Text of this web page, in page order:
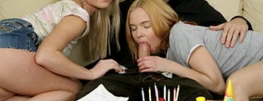
סירטי סקסיכולים להיות גם סרטים קולנועים שאנו מכירים, בעלי
אופי מיני מובהק. ברור שתעשיית הקולנוע, גם כאשר מדובר על
סצנות מיניות, מופרד בתודעה שלו מעולם הפורנו, איך אין זה
אומר, שהתעשייה הזו, אינה יכולה להעביר מיניות, סקסיות
וגירויהם, דרך סרטים אך ללא חשיפה גרפית מידי, מה שתהפוך
את סרט הסקס הזה, לסרט פורנו. סירטי סקס אלו, אלו סרטים
אמנותיים שעיקר הנושא שלהם, הוא סביב הסקס והמיניות ולכן
רוב התוכן המונגש לנו בסרטים הללו, הוא בעל אופי מיני מובהק.
כמובן שלמרות שאין מדובר על תכנים פורנוגרפיים או על